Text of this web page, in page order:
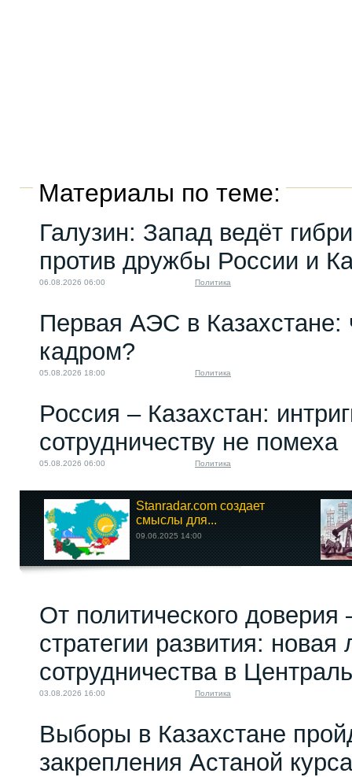
Материалы по теме:
Галузин: Запад ведёт
против дружбы России и
06.08.2026 06:00 Политика
Первая АЭС в Казахстане:
кадром?
05.08.2026 18:00 Политика
Россия – Казахстан:
сотрудничеству не помеха
05.08.2026 06:00 Политика
Stanradar.com создает
смыслы для...
09.06.2025 14:00
От политического
стратегии развития: новая
сотрудничества в
03.08.2026 16:00 Политика
Выборы в Казахстане
закрепления Астаной